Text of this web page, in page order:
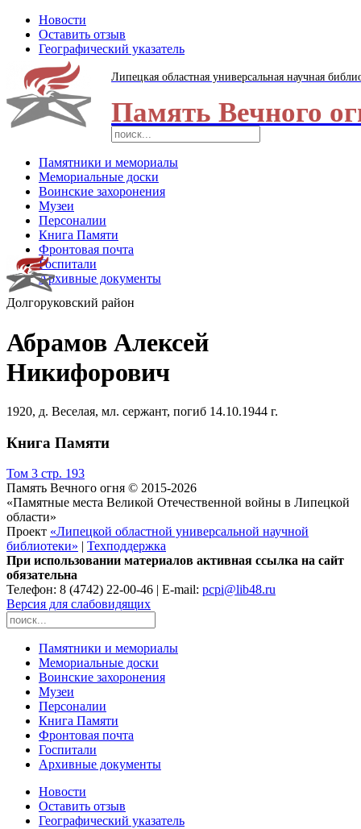
Новости
Оставить отзыв
Географический указатель
Липецкая областная универсальная научная
Память Вечного
Памятники и мемориалы
Мемориальные доски
Воинские захоронения
Музеи
Персоналии
Книга Памяти
Фронтовая почта
Госпитали
Архивные документы
Долгоруковский район
Абрамов Алексей
Никифорович
1920, д. Веселая, мл. сержант, погиб 14.10.1944 г.
Книга Памяти
Том 3 стр. 193
Память Вечного огня © 2015-2026
«Памятные места Великой Отечественной войны в Липецкой
области»
Проект «Липецкой областной универсальной научной
библиотеки»
Техподдержка
При использовании материалов активная ссылка на сайт
обязательна
Телефон: 8 (4742) 22-00-46 | E-mail: pcpi@lib48.ru
Версия для слабовидящих
Памятники и мемориалы
Мемориальные доски
Воинские захоронения
Музеи
Персоналии
Книга Памяти
Фронтовая почта
Госпитали
Архивные документы
Новости
Оставить отзыв
Географический указатель